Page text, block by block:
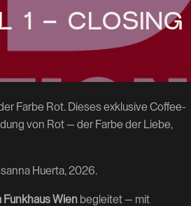
1 – CLOSING
Farbe Rot. Dieses exklusive Coffee-
von Rot — der Farbe der Liebe,
Huerta, 2026.
Funkhaus Wien begleitet — mit